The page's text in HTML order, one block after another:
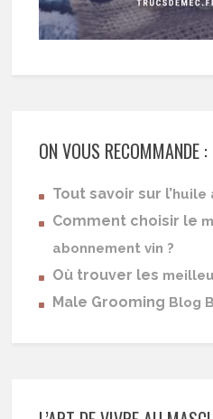
ON VOUS RECOMMANDE :
Tout savoir sur l’huile
Comment choisir le
abonnement vin ?
Où trouver les
Male Grooming Blog